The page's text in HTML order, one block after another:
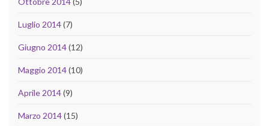
Luglio 2014(7)
Giugno 2014(12)
Maggio 2014(10)
Aprile 2014(9)
Marzo 2014(15)